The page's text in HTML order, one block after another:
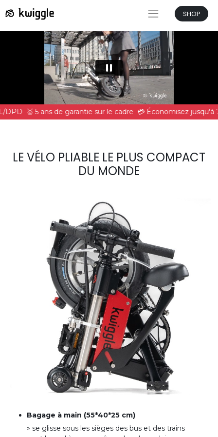
SHOP
DPD 🥇 5 ans de garantie sur le cadre 💳 Économisez jusqu'à
LE VÉLO PLIABLE LE PLUS COMPACT
DU MONDE
Bagage à main (55*40*25 cm)
» se glisse sous les sièges des bus et des trains